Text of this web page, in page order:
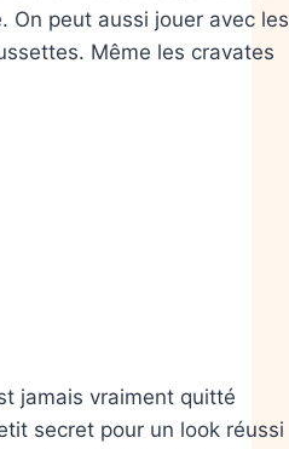
On peut aussi jouer avec les
Même les cravates
jamais vraiment quitté
secret pour un look réussi